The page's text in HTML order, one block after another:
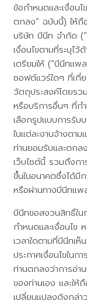
ข้อกำหนดและเงื่อนไ
ตกลง” ฉบับนี้) ให้ถื
บริษัท บีนีท จำกัด (“
เงื่อนไขตามที่ระบุไ
เตรียมให้ (“บีนีทแ
ซอฟต์แวร์ใดๆ ที่เกี่
วัตถุประสงค์โดยรว
หรือบริการอื่นๆ ที่ก
เลือกรูปแบบการรับ
ในแต่ละงานจ้างตา
ท่านยอมรับและตกล
เว็บไซต์นี้ รวมถึงกา
ขึ้นในอนาคตซึ่งได้มี
หรือผ่านทางบีนีทแ
บีนีทขอสงวนสิทธิ์ใน
กำหนดและเงื่อนไข
เวลาใดตามที่บีนีทเ
ประกาศเงื่อนไขใน
ท่านตกลงว่าการอ่า
ของท่านเอง และให้
เปลี่ยนแปลงดังกล่า